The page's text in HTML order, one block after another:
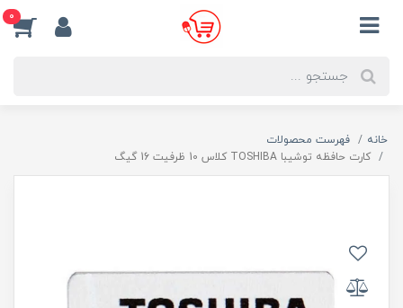
0
خانه
فهرست محصولات
کارت حافظه توشیبا TOSHIBA کلاس 10 ظرفیت 16 گیگ